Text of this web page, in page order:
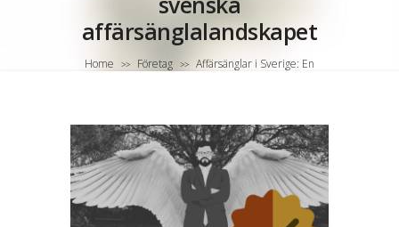
affärsänglalandskapet
Home >> Företag >>
Affärsänglar i Sverige: En